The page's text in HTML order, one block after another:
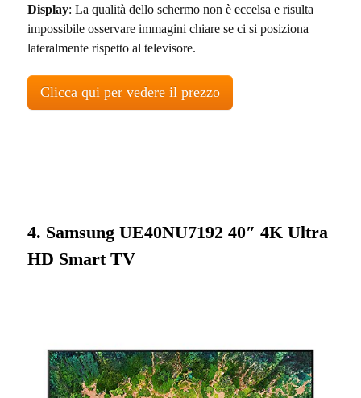
Display: La qualità dello schermo non è eccelsa e risulta
impossibile osservare immagini chiare se ci si posiziona
lateralmente rispetto al televisore.
Clicca qui per vedere il prezzo
4. Samsung UE40NU7192 40″ 4K Ultra
HD Smart TV